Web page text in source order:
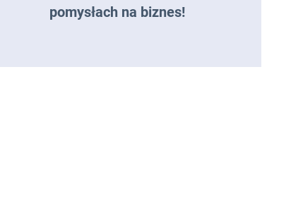
pomysłach na biznes!